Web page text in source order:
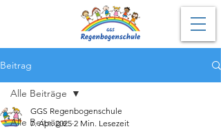
Beitrag
Alle Beiträge
Alle Beiträge
GGS Regenbogenschule
7. Apr. 2025 2 Min. Lesezeit